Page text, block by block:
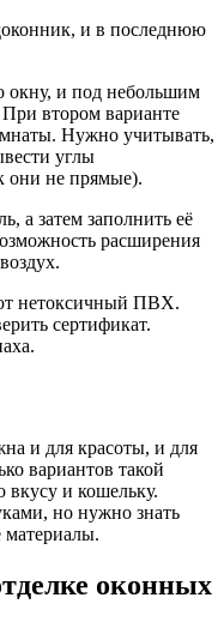
и в последнюю
окну, и под небольшим
втором варианте
Нужно учитывать,
углы
они не прямые).
а затем заполнить её
расширения
нетоксичный ПВХ.
сертификат.
и для красоты, и для
вариантов такой
вкусу и кошельку.
но нужно знать
материалы.
оконных